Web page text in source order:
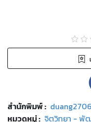
สำนักพิมพ์:
หมวดหมู่: จิตวิทยา - พั